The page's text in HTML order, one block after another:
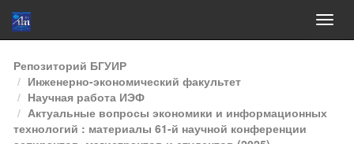
Skip
navigation
Репозиторий БГУИР
Инженерно-экономический факультет
Научная работа ИЭФ
Актуальные вопросы экономики и информационных
технологий : материалы 61-й научной конференции